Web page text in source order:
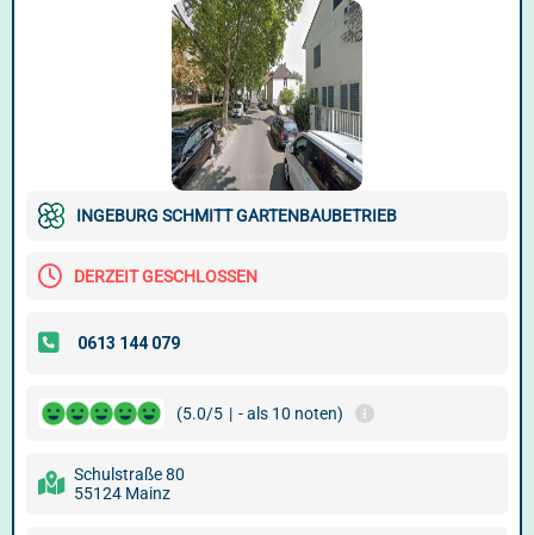
INGEBURG SCHMITT GARTENBAUBETRIEB
DERZEIT GESCHLOSSEN
(5.0/5 | - als 10 noten)
Schulstraße 80
55124 Mainz